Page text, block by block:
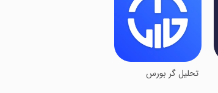
تحلیل گر بورس